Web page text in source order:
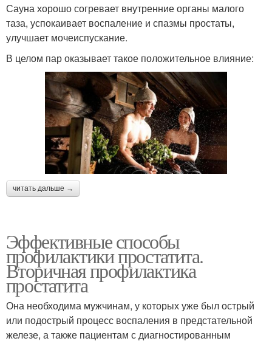
Сауна хорошо согревает внутренние органы малого
таза, успокаивает воспаление и спазмы простаты,
улучшает мочеиспускание.
В целом пар оказывает такое положительное влияние:
читать дальше →
Эффективные способы
профилактики простатита.
Вторичная профилактика
простатита
Она необходима мужчинам, у которых уже был острый
или подострый процесс воспаления в предстательной
железе, а также пациентам с диагностированным